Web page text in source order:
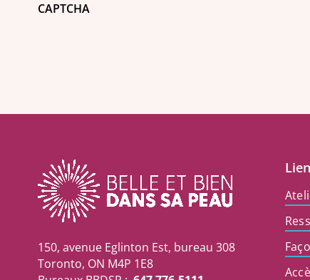
CAPTCHA
150, avenue Eglinton Est, bureau 308
Toronto, ON M4P 1E8